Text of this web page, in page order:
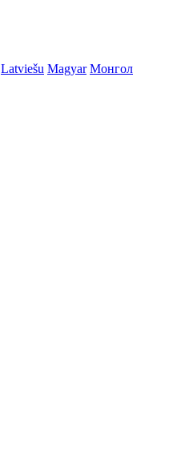
Latviešu Magyar Монгол